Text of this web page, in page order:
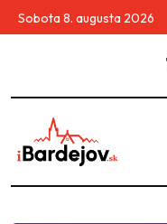
Sobota 8. augusta 2026